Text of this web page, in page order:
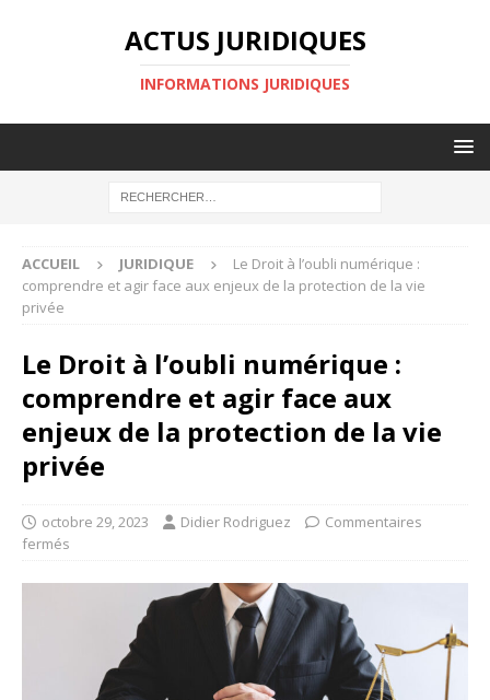
ACTUS JURIDIQUES
INFORMATIONS JURIDIQUES
ACCUEIL JURIDIQUE
Le Droit à l’oubli numérique :
comprendre et agir face aux enjeux de la protection de la vie
privée
Le Droit à l’oubli numérique :
comprendre et agir face aux
enjeux de la protection de la vie
privée
octobre 29, 2023 Didier Rodriguez
Commentaires
fermés